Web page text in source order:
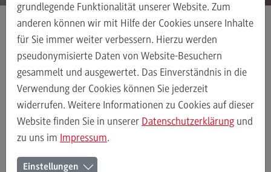
Accounting, Controlling, Taxation
Accounting, Controlling, Taxation
Modulangebot
Berufsperspektiven
Kontakt
Advanced Practice in Healthcare
Advanced Practice in Healthcare
Rahmenbedingungen
Aktuelles Detail
grundlegende Funktionalität unserer Website. Zum
anderen können wir mit Hilfe der Cookies unsere Inhalte
für Sie immer weiter verbessern. Hierzu werden
pseudonymisierte Daten von Website-Besuchern
gesammelt und ausgewertet. Das Einverständnis in die
Verwendung der Cookies können Sie jederzeit
widerrufen. Weitere Informationen zu Cookies auf dieser
Website finden Sie in unserer Datenschutzerklärung und
zu uns im Impressum.
Einstellungen